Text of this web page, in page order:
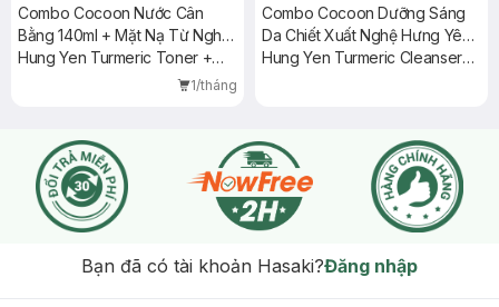
Combo Cocoon Nước Cân
Bằng 140ml + Mặt Nạ Từ Nghệ
Hưng Yên 30ml
Hung Yen Turmeric Toner +
Hung Yen Turmeric Face Mask
1/tháng
Combo Cocoon Dưỡng Sáng
Da Chiết Xuất Nghệ Hưng Yên
3 Món
Hung Yen Turmeric Cleanser
Bạn đã có tài khoản Hasaki?Đăng nhập